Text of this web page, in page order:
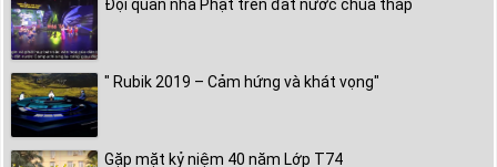
Đội quân nhà Phật trên đất nước chùa tháp
" Rubik 2019 – Cảm hứng và khát vọng"
Gặp mặt kỷ niệm 40 năm Lớp T74